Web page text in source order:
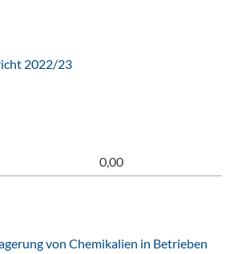
2022/23
0,00
von Chemikalien in Betrieben